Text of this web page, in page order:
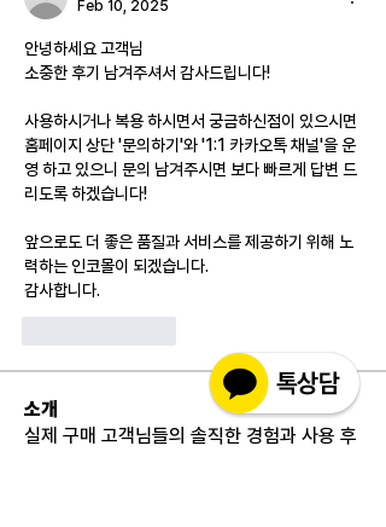
Feb 10, 2025
안녕하세요 고객님
소중한 후기 남겨주셔서 감사드립니다!
사용하시거나 복용 하시면서 궁금하신점이 있으시면
홈페이지 상단 '문의하기'와 '1:1 카카오톡 채널'을 운
영 하고 있으니 문의 남겨주시면 보다 빠르게 답변 드
리도록 하겠습니다!
앞으로도 더 좋은 품질과 서비스를 제공하기 위해 노
력하는 인코몰이 되겠습니다.
감사합니다.
소개
실제 구매 고객님들의 솔직한 경험과 사용 후